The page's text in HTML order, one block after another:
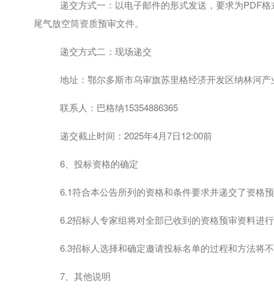
递交方式一：以电子邮件的形式发送，要求为PDF格
尾气放空筒资质预审文件。
递交方式二：现场递交
地址：鄂尔多斯市乌审旗苏里格经济开发区纳林河
联系人： 巴格纳15354886365
递交截止时间：2025年4月7日12:00前
6、投标资格的确定
6.1符合本公告所列的资格和条件要求并递交了资格
6.2招标人专家组将对全部已收到的资格预审资料进
6.3招标人选择和确定邀请投标名单的过程和方法将
7、其他说明